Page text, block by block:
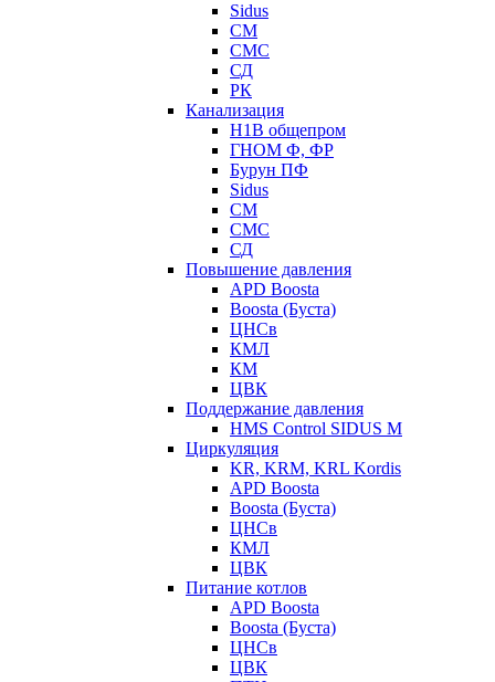
Sidus
СМ
СМС
СД
РК
Канализация
Н1В общепром
ГНОМ Ф, ФР
Бурун ПФ
Sidus
СМ
СМС
СД
Повышение давления
APD Boosta
Boosta (Буста)
ЦНСв
КМЛ
КМ
ЦВК
Поддержание давления
HMS Control SIDUS M
Циркуляция
KR, KRM, KRL Kordis
APD Boosta
Boosta (Буста)
ЦНСв
КМЛ
ЦВК
Питание котлов
APD Boosta
Boosta (Буста)
ЦНСв
ЦВК